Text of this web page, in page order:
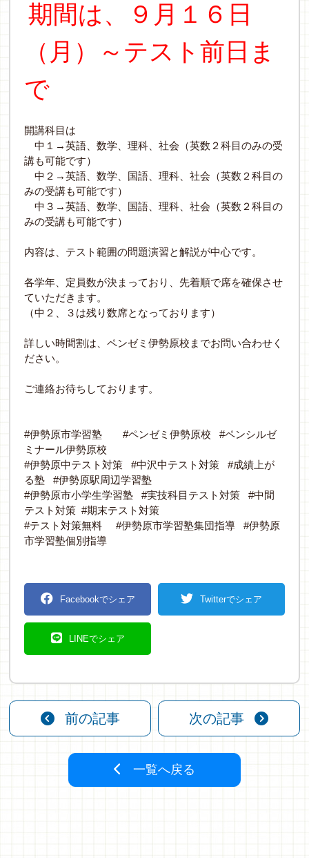
期間は、９月１６日
（月）～テスト前日ま
で
開講科目は
中１→英語、数学、理科、社会（英数２科目のみの受
講も可能です）
中２→英語、数学、国語、理科、社会（英数２科目の
みの受講も可能です）
中３→英語、数学、国語、理科、社会（英数２科目の
みの受講も可能です）
内容は、テスト範囲の問題演習と解説が中心です。
各学年、定員数が決まっており、先着順で席を確保させ
ていただきます。
（中２、３は残り数席となっております）
詳しい時間割は、ペンゼミ伊勢原校までお問い合わせく
ださい。
ご連絡お待ちしております。
#伊勢原市学習塾#ペンゼミ伊勢原校 #ペンシルゼ
ミナール伊勢原校
#伊勢原中テスト対策 #中沢中テスト対策 #成績上が
る塾 #伊勢原駅周辺学習塾
#伊勢原市小学生学習塾 #実技科目テスト対策 #中間
テスト対策 #期末テスト対策
#テスト対策無料 #伊勢原市学習塾集団指導 #伊勢原
市学習塾個別指導
Facebookでシェア Twitterでシェア
LINEでシェア
前の記事 次の記事
一覧へ戻る